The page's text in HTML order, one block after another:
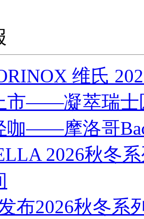
维氏
市——凝萃瑞士
咖——摩洛哥
2026秋冬
布2026秋冬系